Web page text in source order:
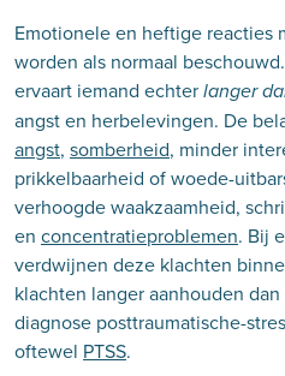
Emotionele en heftige reacties
worden als normaal
ervaart iemand echter langer
angst en herbelevingen. De
angst, somberheid, minder
prikkelbaarheid of woede-
verhoogde waakzaamheid,
en concentratieproblemen. Bij
verdwijnen deze klachten
klachten langer aanhouden
diagnose posttraumatische-
oftewel PTSS.